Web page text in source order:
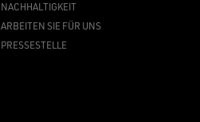
NACHHALTIGKEIT
ARBEITEN SIE FÜR UNS
PRESSESTELLE